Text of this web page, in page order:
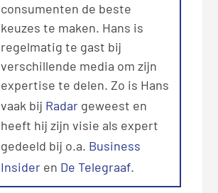
consumenten de beste
keuzes te maken. Hans is
regelmatig te gast bij
verschillende media om zijn
expertise te delen. Zo is Hans
vaak bij Radar geweest en
heeft hij zijn visie als expert
gedeeld bij o.a. Business
Insider en De Telegraaf.